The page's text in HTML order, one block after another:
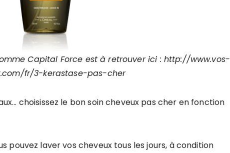
Capital Force est à retrouver ici : http://www.vos-
fr/3-kerastase-pas-cher
choisissez le bon soin cheveux pas cher en fonction
pouvez laver vos cheveux tous les jours, à condition